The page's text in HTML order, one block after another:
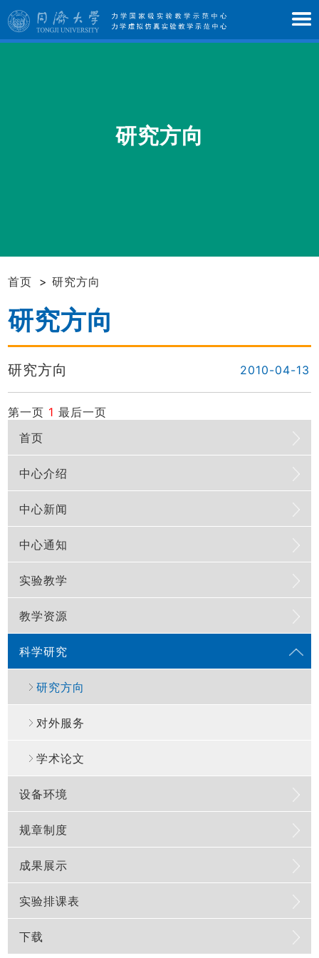
研究方向
首页 >研究方向
研究方向
研究方向 2010-04-13
第一页 1 最后一页
首页
中心介绍
中心概况
队伍建设
中心特色
管理体制
发展规划
管理办法
中心新闻
中心通知
实验教学
教学大纲
实验指导
教材建设
教学环境
教学资源
材料力学
流体力学
理论力学
光测力学
科学研究
研究方向
对外服务
学术论文
设备环境
设备清单
大型设备
“世纪”万能试验机
规章制度
规章制度
运行
环境安全
成果展示
创新基地
学生获奖
实验排课表
下载